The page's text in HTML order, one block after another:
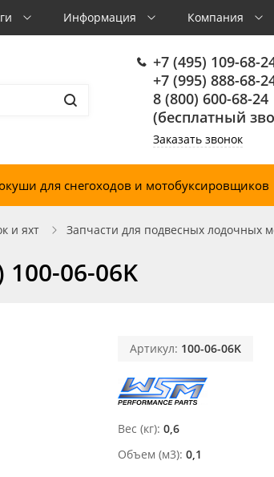
Информация Компания
+7 (495) 109-68-
+7 (995) 888-68-
8 (800) 600-68-24
(бесплатный
Заказать звонок
для снегоходов и мотобуксировщиков
и яхт Запчасти для подвесных лодочных
06-06K
Артикул: 100-06-06K
Вес (кг) 0,6
Объем (м3) 0,1